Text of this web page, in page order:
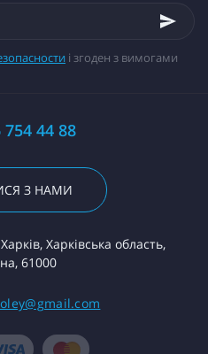
і згоден з вимогами
754 44 88
З НАМИ
Харківська область,
61000